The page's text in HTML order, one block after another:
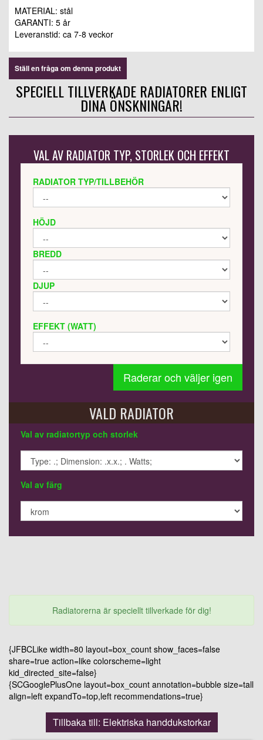
MATERIAL: stål
GARANTI: 5 år
Leveranstid: ca 7-8 veckor
Ställ en fråga om denna produkt
SPECIELL TILLVERKADE RADIATORER ENLIGT
DINA ÖNSKNINGAR!
VAL AV RADIATOR TYP, STORLEK OCH EFFEKT
RADIATOR TYP/TILLBEHÖR
HÖJD
BREDD
DJUP
EFFEKT (WATT)
Raderar och väljer igen
VALD RADIATOR
Val av radiatortyp och storlek
Val av färg
Radiatorerna är speciellt tillverkade för dig!
{JFBCLike width=80 layout=box_count show_faces=false
share=true action=like colorscheme=light
kid_directed_site=false}
{SCGooglePlusOne layout=box_count annotation=bubble size=tall
align=left expandTo=top,left recommendations=true}
Tillbaka till: Elektriska handdukstorkar